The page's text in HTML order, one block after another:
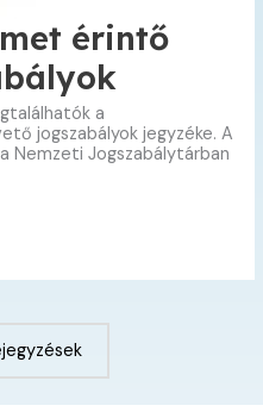
érintő
a
jogszabályok jegyzéke. A
Nemzeti Jogszabálytárban